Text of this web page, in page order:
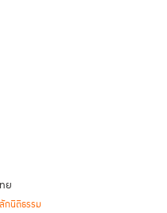
ด้กล่าวถึงหลักนิติธรรมว่าเป็น
ำคัญต่อประชาชนทุกคน กล่าว
นิติธรรม คือ กติกาของสังคมที่มี
ย
กนิติธรรม